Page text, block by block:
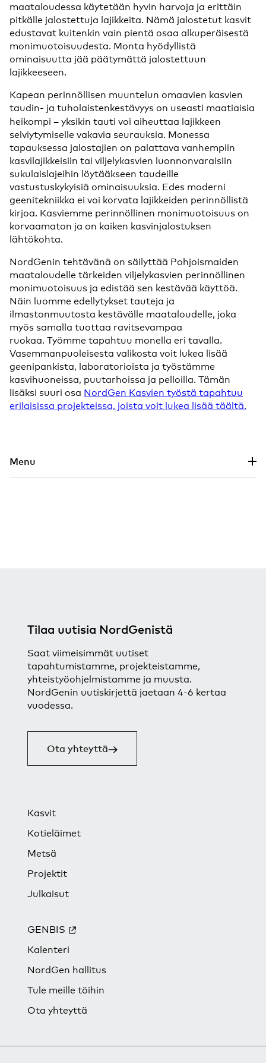
maataloudessa käytetään hyvin harvoja ja erittäin
pitkälle jalostettuja lajikkeita. Nämä jalostetut kasvit
edustavat kuitenkin vain pientä osaa alkuperäisestä
monimuotoisuudesta. Monta hyödyllistä
ominaisuutta jää päätymättä jalostettuun
lajikkeeseen.
Kapean perinnöllisen muuntelun omaavien kasvien
taudin- ja tuholaistenkestävyys on useasti maatiaisia
heikompi – yksikin tauti voi aiheuttaa lajikkeen
selviytymiselle vakavia seurauksia. Monessa
tapauksessa jalostajien on palattava vanhempiin
kasvilajikkeisiin tai viljelykasvien luonnonvaraisiin
sukulaislajeihin löytääkseen taudeille
vastustuskykyisiä ominaisuuksia. Edes moderni
geenitekniikka ei voi korvata lajikkeiden perinnöllistä
kirjoa. Kasviemme perinnöllinen monimuotoisuus on
korvaamaton ja on kaiken kasvinjalostuksen
lähtökohta.
NordGenin tehtävänä on säilyttää Pohjoismaiden
maataloudelle tärkeiden viljelykasvien perinnöllinen
monimuotoisuus ja edistää sen kestävää käyttöä.
Näin luomme edellytykset tauteja ja
ilmastonmuutosta kestävälle maataloudelle, joka
myös samalla tuottaa ravitsevampaa
ruokaa. Työmme tapahtuu monella eri tavalla.
Vasemmanpuoleisesta valikosta voit lukea lisää
geenipankista, laboratorioista ja työstämme
kasvihuoneissa, puutarhoissa ja pelloilla. Tämän
lisäksi suuri osa NordGen Kasvien työstä tapahtuu
erilaisissa projekteissa, joista voit lukea lisää täältä.
Menu
Tilaa uutisia NordGenistä
Saat viimeisimmät uutiset
tapahtumistamme, projekteistamme,
yhteistyöohjelmistamme ja muusta.
NordGenin uutiskirjettä jaetaan 4-6 kertaa
vuodessa.
Ota yhteyttä
Kasvit
Kotieläimet
Metsä
Projektit
Julkaisut
GENBIS
Kalenteri
NordGen hallitus
Tule meille töihin
Ota yhteyttä